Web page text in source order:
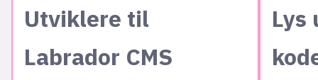
Utviklere til
Labrador CMS
Lys